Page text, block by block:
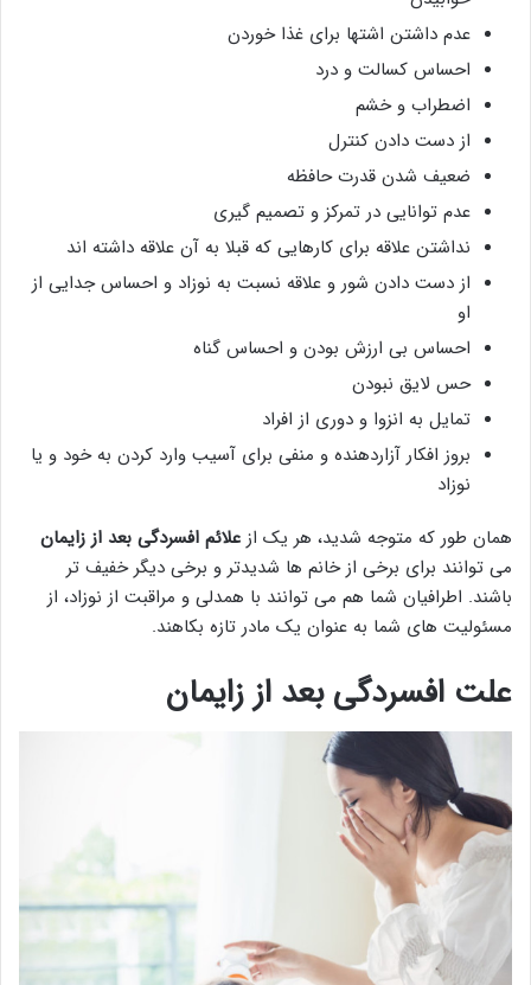
عدم داشتن اشتها برای غذا خوردن
احساس کسالت و درد
اضطراب و خشم
از دست دادن کنترل
ضعیف شدن قدرت حافظه
عدم توانایی در تمرکز و تصمیم گیری
نداشتن علاقه برای کارهایی که قبلا به آن علاقه داشته اند
از دست دادن شور و علاقه نسبت به نوزاد و احساس جدایی از
او
احساس بی ارزش بودن و احساس گناه
حس لایق نبودن
تمایل به انزوا و دوری از افراد
بروز افکار آزاردهنده و منفی برای آسیب وارد کردن به خود و یا
نوزاد
همان طور که متوجه شدید، هر یک از علائم افسردگی بعد از زایمان
می توانند برای برخی از خانم ها شدیدتر و برخی دیگر خفیف تر
باشند. اطرافیان شما هم می توانند با همدلی و مراقبت از نوزاد، از
مسئولیت های شما به عنوان یک مادر تازه بکاهند.
علت افسردگی بعد از زایمان